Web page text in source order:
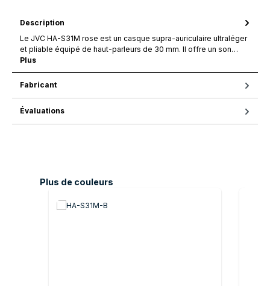
Description
Le JVC HA-S31M rose est un casque supra-auriculaire ultraléger
et pliable équipé de haut-parleurs de 30 mm. Il offre un son…
Plus
Fabricant
Évaluations
Ignorer la galerie de produits
Plus de couleurs